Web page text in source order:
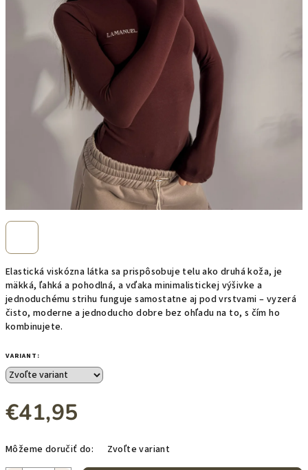
Elastická viskózna látka sa prispôsobuje telu ako druhá koža, je
mäkká, ľahká a pohodlná, a vďaka minimalistickej výšivke a
jednoduchému strihu funguje samostatne aj pod vrstvami – vyzerá
čisto, moderne a jednoducho dobre bez ohľadu na to, s čím ho
kombinujete.
VARIANT:
€41,95
cena:
Môžeme doručiť do: Zvoľte variant